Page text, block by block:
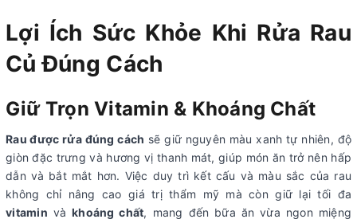
Lợi Ích Sức Khỏe Khi Rửa Rau
Củ Đúng Cách
Giữ Trọn Vitamin & Khoáng Chất
Rau được rửa đúng cách sẽ giữ nguyên màu xanh tự nhiên, độ
giòn đặc trưng và hương vị thanh mát, giúp món ăn trở nên hấp
dẫn và bắt mắt hơn. Việc duy trì kết cấu và màu sắc của rau
không chỉ nâng cao giá trị thẩm mỹ mà còn giữ lại tối đa
vitamin vàkhoáng chất, mang đến bữa ăn vừa ngon miệng